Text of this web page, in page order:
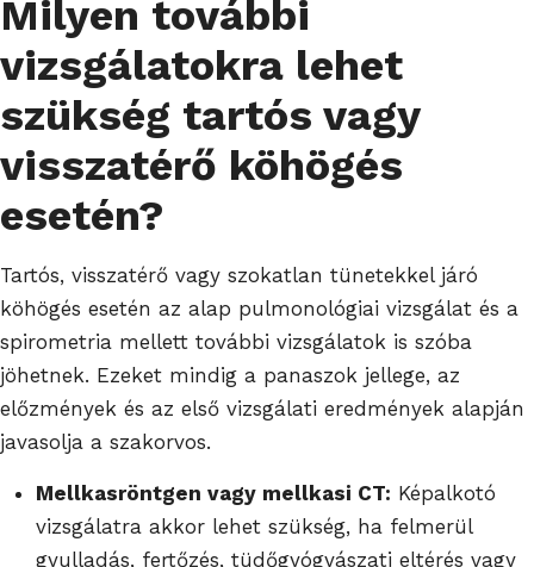
Milyen további
vizsgálatokra lehet
szükség tartós vagy
visszatérő köhögés
esetén?
Tartós, visszatérő vagy szokatlan tünetekkel járó
köhögés esetén az alap pulmonológiai vizsgálat és a
spirometria mellett további vizsgálatok is szóba
jöhetnek. Ezeket mindig a panaszok jellege, az
előzmények és az első vizsgálati eredmények alapján
javasolja a szakorvos.
Mellkasröntgen vagy mellkasi CT: Képalkotó
vizsgálatra akkor lehet szükség, ha felmerül
gyulladás, fertőzés, tüdőgyógyászati eltérés vagy